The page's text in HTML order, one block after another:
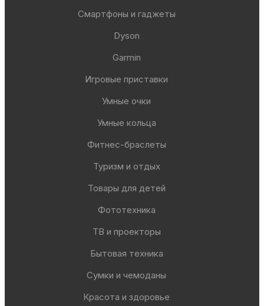
Смартфоны и гаджеты
Dyson
Garmin
Игровые приставки
Умные очки
Умные кольца
Фитнес-браслеты
Туризм и отдых
Товары для детей
Фототехника
ТВ и проекторы
Бытовая техника
Сумки и чемоданы
Красота и здоровье